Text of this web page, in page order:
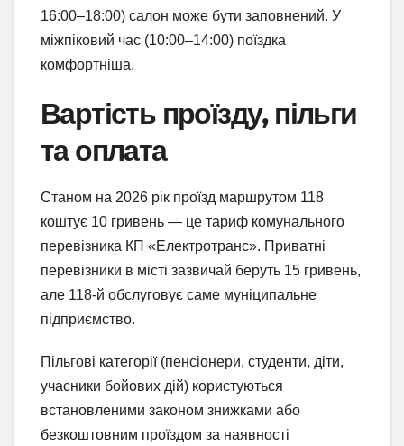
16:00–18:00) салон може бути заповнений. У
міжпіковий час (10:00–14:00) поїздка
комфортніша.
Вартість проїзду, пільги
та оплата
Станом на 2026 рік проїзд маршрутом 118
коштує 10 гривень — це тариф комунального
перевізника КП «Електротранс». Приватні
перевізники в місті зазвичай беруть 15 гривень,
але 118-й обслуговує саме муніципальне
підприємство.
Пільгові категорії (пенсіонери, студенти, діти,
учасники бойових дій) користуються
встановленими законом знижками або
безкоштовним проїздом за наявності